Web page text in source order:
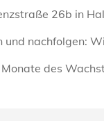
26b in
und nachfolgen:
Monate des